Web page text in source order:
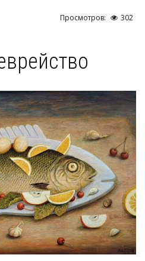
Просмотров:
302